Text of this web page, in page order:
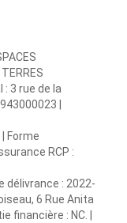
: 3 rue de la
|
Forme
RCP :
délivrance : 2022-
6 Rue Anita
financière : NC. |